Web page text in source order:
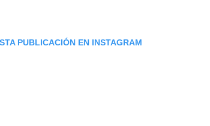
PUBLICACIÓN EN INSTAGRAM